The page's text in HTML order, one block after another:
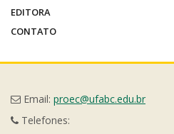
EDITORA
CONTATO
Email: proec@ufabc.edu.br
Telefones: